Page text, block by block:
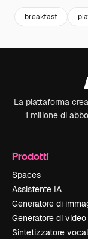
breakfast
La piattaforma
1 milione di
Prodotti
Spaces
Assistente IA
Generatore di
Generatore di video
Sintetizzatore